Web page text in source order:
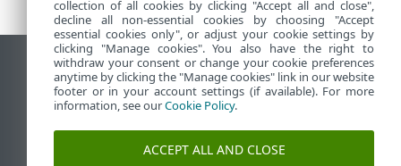
Vizualizare site pentru desktop
End of Life
Baza de cunoștințe ESET
Forum ESET
collection of all cookies by clicking "Accept all and close",
decline all non-essential cookies by choosing "Accept
essential cookies only", or adjust your cookie settings by
clicking "Manage cookies". You also have the right to
withdraw your consent or change your cookie preferences
anytime by clicking the "Manage cookies" link in our website
footer or in your account settings (if available). For more
information, see ourCookie Policy.
ACCEPT ALL AND CLOSE